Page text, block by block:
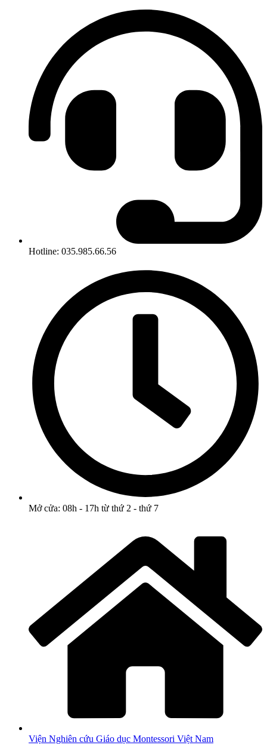
Hotline: 035.985.66.56
Mở cửa: 08h - 17h từ thứ 2 - thứ 7
Viện Nghiên cứu Giáo dục Montessori Việt Nam